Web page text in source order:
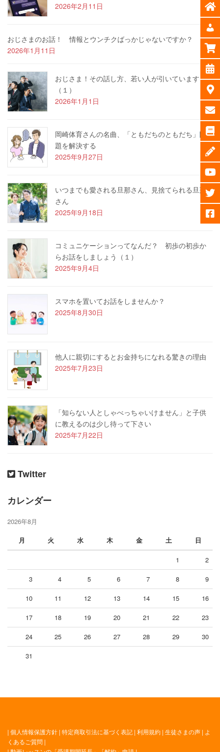
2026年2月11日
おじさまのお話！ 情報とウンチクばっかじゃないですか？
2026年1月11日
おじさま！その話し方、若い人が引いています
（１）
2026年1月1日
岡崎体育さんの名曲、「ともだちのともだち」問
題を解決する
2025年9月27日
いつまでも愛される旦那さん、見捨てられる旦那
さん
2025年9月18日
コミュニケーションってなんだ？ 初歩の初歩か
らお話をしましょう（１）
2025年9月4日
スマホを置いてお話をしませんか？
2025年8月30日
他人に親切にするとお金持ちになれる驚きの理由
2025年7月23日
「知らない人としゃべっちゃいけません」と子供
に教えるのは少し待って下さい
2025年7月22日
Twitter
カレンダー
2026年8月
月
火 水 木 金 土 日
1 2
3 4 5 6 7 8 9
10 11 12 13 14 15 16
17 18 19 20 21 22 23
24 25 26 27 28 29 30
31
| 個人情報保護方針 | 特定商取引法に基づく表記 | 利用規約 | 生徒さまの声 | よ
くあるご質問 |